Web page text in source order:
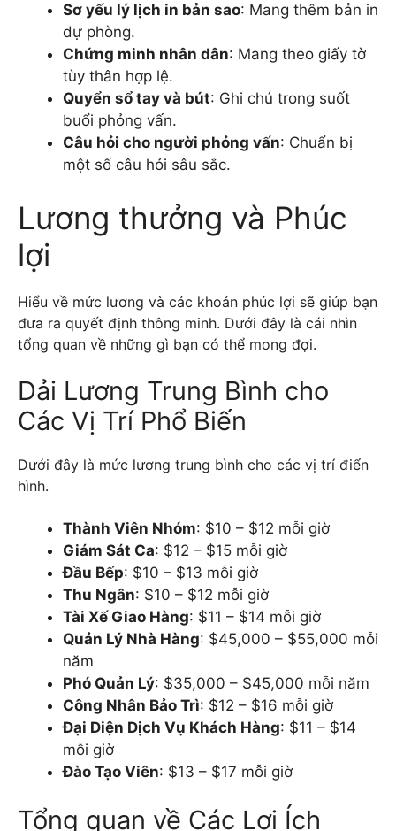
Sơ yếu lý lịch in bản sao: Mang thêm bản in
dự phòng.
Chứng minh nhân dân: Mang theo giấy tờ
tùy thân hợp lệ.
Quyển sổ tay và bút: Ghi chú trong suốt
buổi phỏng vấn.
Câu hỏi cho người phỏng vấn: Chuẩn bị
một số câu hỏi sâu sắc.
Lương thưởng và Phúc
lợi
Hiểu về mức lương và các khoản phúc lợi sẽ giúp bạn
đưa ra quyết định thông minh. Dưới đây là cái nhìn
tổng quan về những gì bạn có thể mong đợi.
Dải Lương Trung Bình cho
Các Vị Trí Phổ Biến
Dưới đây là mức lương trung bình cho các vị trí điển
hình.
Thành Viên Nhóm: $10 – $12 mỗi giờ
Giám Sát Ca: $12 – $15 mỗi giờ
Đầu Bếp: $10 – $13 mỗi giờ
Thu Ngân: $10 – $12 mỗi giờ
Tài Xế Giao Hàng: $11 – $14 mỗi giờ
Quản Lý Nhà Hàng: $45,000 – $55,000 mỗi
năm
Phó Quản Lý: $35,000 – $45,000 mỗi năm
Công Nhân Bảo Trì: $12 – $16 mỗi giờ
Đại Diện Dịch Vụ Khách Hàng: $11 – $14
mỗi giờ
Đào Tạo Viên: $13 – $17 mỗi giờ
Tổng quan về Các Lợi Ích